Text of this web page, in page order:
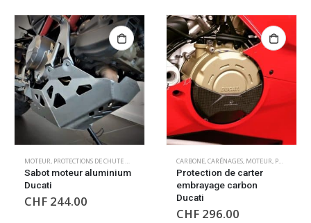
MOTEUR, PROTECTIONS DE CHUTE MOTEUR
Sabot moteur aluminium
Ducati
CHF 244.00
CARBONE,CARÉNAGES, MOTEUR, PROTECTIONS DE CHUTE MOTEUR
Protection de carter
embrayage carbon
Ducati
CHF 296.00